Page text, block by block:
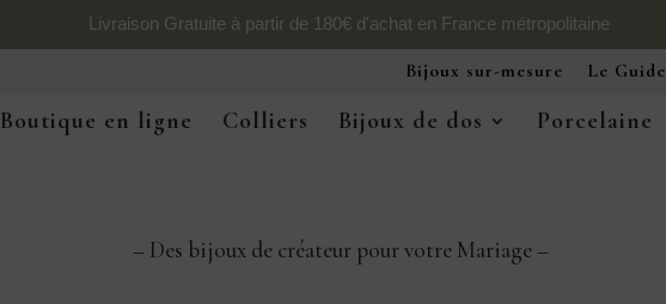
Livraison Gratuite à partir de 180€ d'achat en France métropolitaine
Bijoux sur-mesure Le Guide
Boutique en ligne Colliers Bijoux de dos Porcelaine
– Des bijoux de créateur pour votre Mariage –